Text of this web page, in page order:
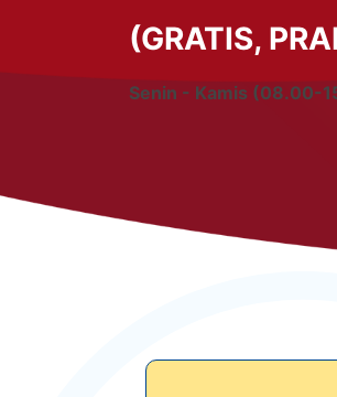
(GRATIS,
Senin - Kamis (08.00-